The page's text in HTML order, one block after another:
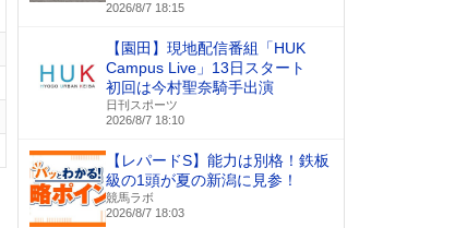
2026/8/7 18:15
【園田】現地配信番組「HUK
Campus Live」13日スタート
初回は今村聖奈騎手出演
日刊スポーツ
2026/8/7 18:10
【レパードS】能力は別格！鉄板
級の1頭が夏の新潟に見参！
競馬ラボ
2026/8/7 18:03